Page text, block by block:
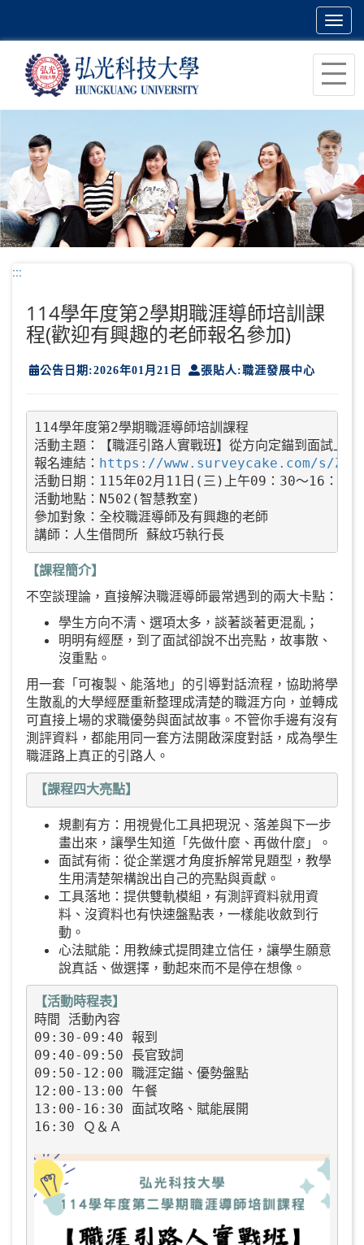
主
容
區
塊
:::
114學年度第2學期職涯導師培訓課
程(歡迎有興趣的老師報名參加)
公告日期:2026年01月21日 張貼人:職涯發展中心
114學年度第2學期職涯導師培訓課程
活動主題：【職涯引路人實戰班】從方向定錨到面試上場
報名連結： https://www.surveycake.com/s/
活動日期：115年02月11日(三)上午09：30～16：
活動地點：N502(智慧教室)
參加對象：全校職涯導師及有興趣的老師
【課程簡介】
不空談理論，直接解決職涯導師最常遇到的兩大卡點：
學生方向不清、選項太多，談著談著更混亂；
明明有經歷，到了面試卻說不出亮點，故事散、
沒重點。
用一套「可複製、能落地」的引導對話流程，協助將學
生散亂的大學經歷重新整理成清楚的職涯方向，並轉成
可直接上場的求職優勢與面試故事。不管你手邊有沒有
測評資料，都能用同一套方法開啟深度對話，成為學生
職涯路上真正的引路人。
規劃有方：用視覺化工具把現況、落差與下一步
畫出來，讓學生知道「先做什麼、再做什麼」。
面試有術：從企業選才角度拆解常見題型，教學
生用清楚架構說出自己的亮點與貢獻。
工具落地：提供雙軌模組，有測評資料就用資
料、沒資料也有快速盤點表，一樣能收斂到行
動。
心法賦能：用教練式提問建立信任，讓學生願意
說真話、做選擇，動起來而不是停在想像。
【活動時程表】
時間 活動內容
09:30-09:40 報到
09:40-09:50 長官致詞
09:50-12:00 職涯定錨、優勢盤點
12:00-13:00 午餐
13:00-16:30 面試攻略、賦能展開
16:30 Ｑ＆Ａ